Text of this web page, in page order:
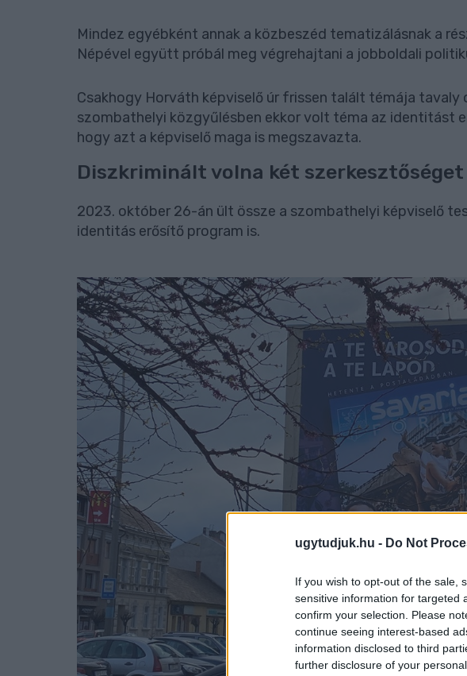
ugytudjuk.hu - Do Not
If you wish to opt-out of the sale,
sensitive information for targeted
confirm your selection. Please
continue seeing interest-based
information disclosed to third
further disclosure of your
Mindez egyébként annak a közbeszéd tematizálásnak a
Népével együtt próbál meg végrehajtani a jobboldali
Csakhogy Horváth képviselő úr frissen talált témája tavaly
szombathelyi közgyűlésben ekkor volt téma az identitást
hogy azt a képviselő maga is megszavazta.
Diszkriminált volna két
2023. október 26-án ült össze a szombathelyi képviselő
identitás erősítő program is.